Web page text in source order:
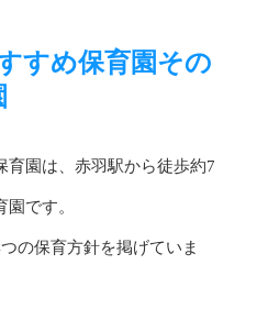
すめ保育園その
育園は、赤羽駅から徒歩約7
です。
の保育方針を掲げていま